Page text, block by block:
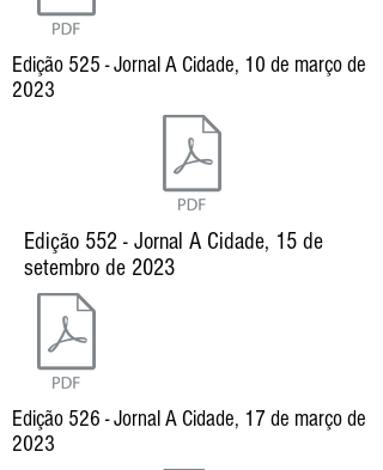
Edição 525 - Jornal A Cidade, 10 de março de
2023
Edição 552 - Jornal A Cidade, 15 de
setembro de 2023
Edição 526 - Jornal A Cidade, 17 de março de
2023